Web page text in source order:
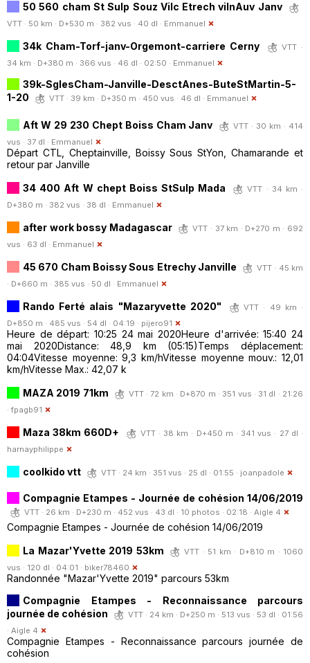
50 560 cham St Sulp Souz Vilc Etrech vilnAuv Janv
VTT · 50 km · D+530 m · 382 vus · 40 dl · Emmanuel
34k Cham-Torf-janv-Orgemont-carriere Cerny
VTT ·
34 km · D+380 m · 366 vus · 46 dl · 02:50 · Emmanuel
39k-SglesCham-Janville-DesctAnes-ButeStMartin-5-
1-20
VTT · 39 km · D+350 m · 450 vus · 46 dl · Emmanuel
Aft W 29 230 Chept Boiss Cham Janv
VTT · 30 km · 414
vus · 37 dl · Emmanuel
Départ CTL, Cheptainville, Boissy Sous StYon, Chamarande et
retour par Janville
34 400 Aft W chept Boiss StSulp Mada
VTT · 34 km ·
D+380 m · 382 vus · 38 dl · Emmanuel
after work bossy Madagascar
VTT · 37 km · D+270 m · 692
vus · 63 dl · Emmanuel
45 670 Cham Boissy Sous Etrechy Janville
VTT · 45 km
· D+660 m · 385 vus · 50 dl · Emmanuel
Rando Ferté alais "Mazaryvette 2020"
VTT · 49 km ·
D+850 m · 485 vus · 54 dl · 04:19 · pijero91
Heure de départ: 10:25 24 mai 2020Heure d'arrivée: 15:40 24
mai 2020Distance: 48,9 km (05:15)Temps déplacement:
04:04Vitesse moyenne: 9,3 km/hVitesse moyenne mouv.: 12,01
km/hVitesse Max.: 42,07 k
MAZA 2019 71km
VTT · 72 km · D+870 m · 351 vus · 31 dl · 21:26
· fpagb91
Maza 38km 660D+
VTT · 38 km · D+450 m · 341 vus · 27 dl ·
harnayphilippe
coolkido vtt VTT · 24 km · 351 vus · 25 dl · 01:55 · joanpadole
Compagnie Etampes - Journée de cohésion 14/06/2019
VTT · 26 km · D+230 m · 452 vus · 43 dl · 10 photos · 02:18 · Aigle 4
Compagnie Etampes - Journée de cohésion 14/06/2019
La Mazar'Yvette 2019 53km
VTT · 51 km · D+810 m · 1060
vus · 120 dl · 04:01 · biker78460
Randonnée "Mazar'Yvette 2019" parcours 53km
Compagnie Etampes - Reconnaissance parcours
journée de cohésion
VTT · 24 km · D+250 m · 513 vus · 53 dl · 01:56
· Aigle 4
Compagnie Etampes - Reconnaissance parcours journée de
cohésion